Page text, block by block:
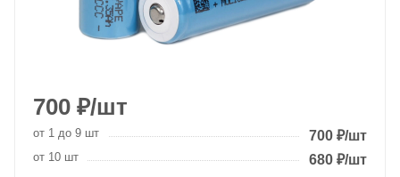
700 ₽/шт
от 1 до 9 шт 700 ₽/шт
от 10 шт 680 ₽/шт